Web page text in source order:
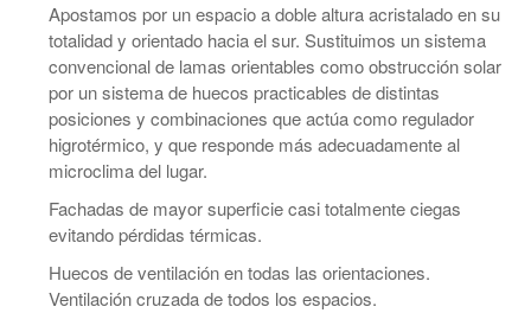
Apostamos por un espacio a doble altura acristalado en su
totalidad y orientado hacia el sur. Sustituimos un sistema
convencional de lamas orientables como obstrucción solar
por un sistema de huecos practicables de distintas
posiciones y combinaciones que actúa como regulador
higrotérmico, y que responde más adecuadamente al
microclima del lugar.
Fachadas de mayor superficie casi totalmente ciegas
evitando pérdidas térmicas.
Huecos de ventilación en todas las orientaciones.
Ventilación cruzada de todos los espacios.